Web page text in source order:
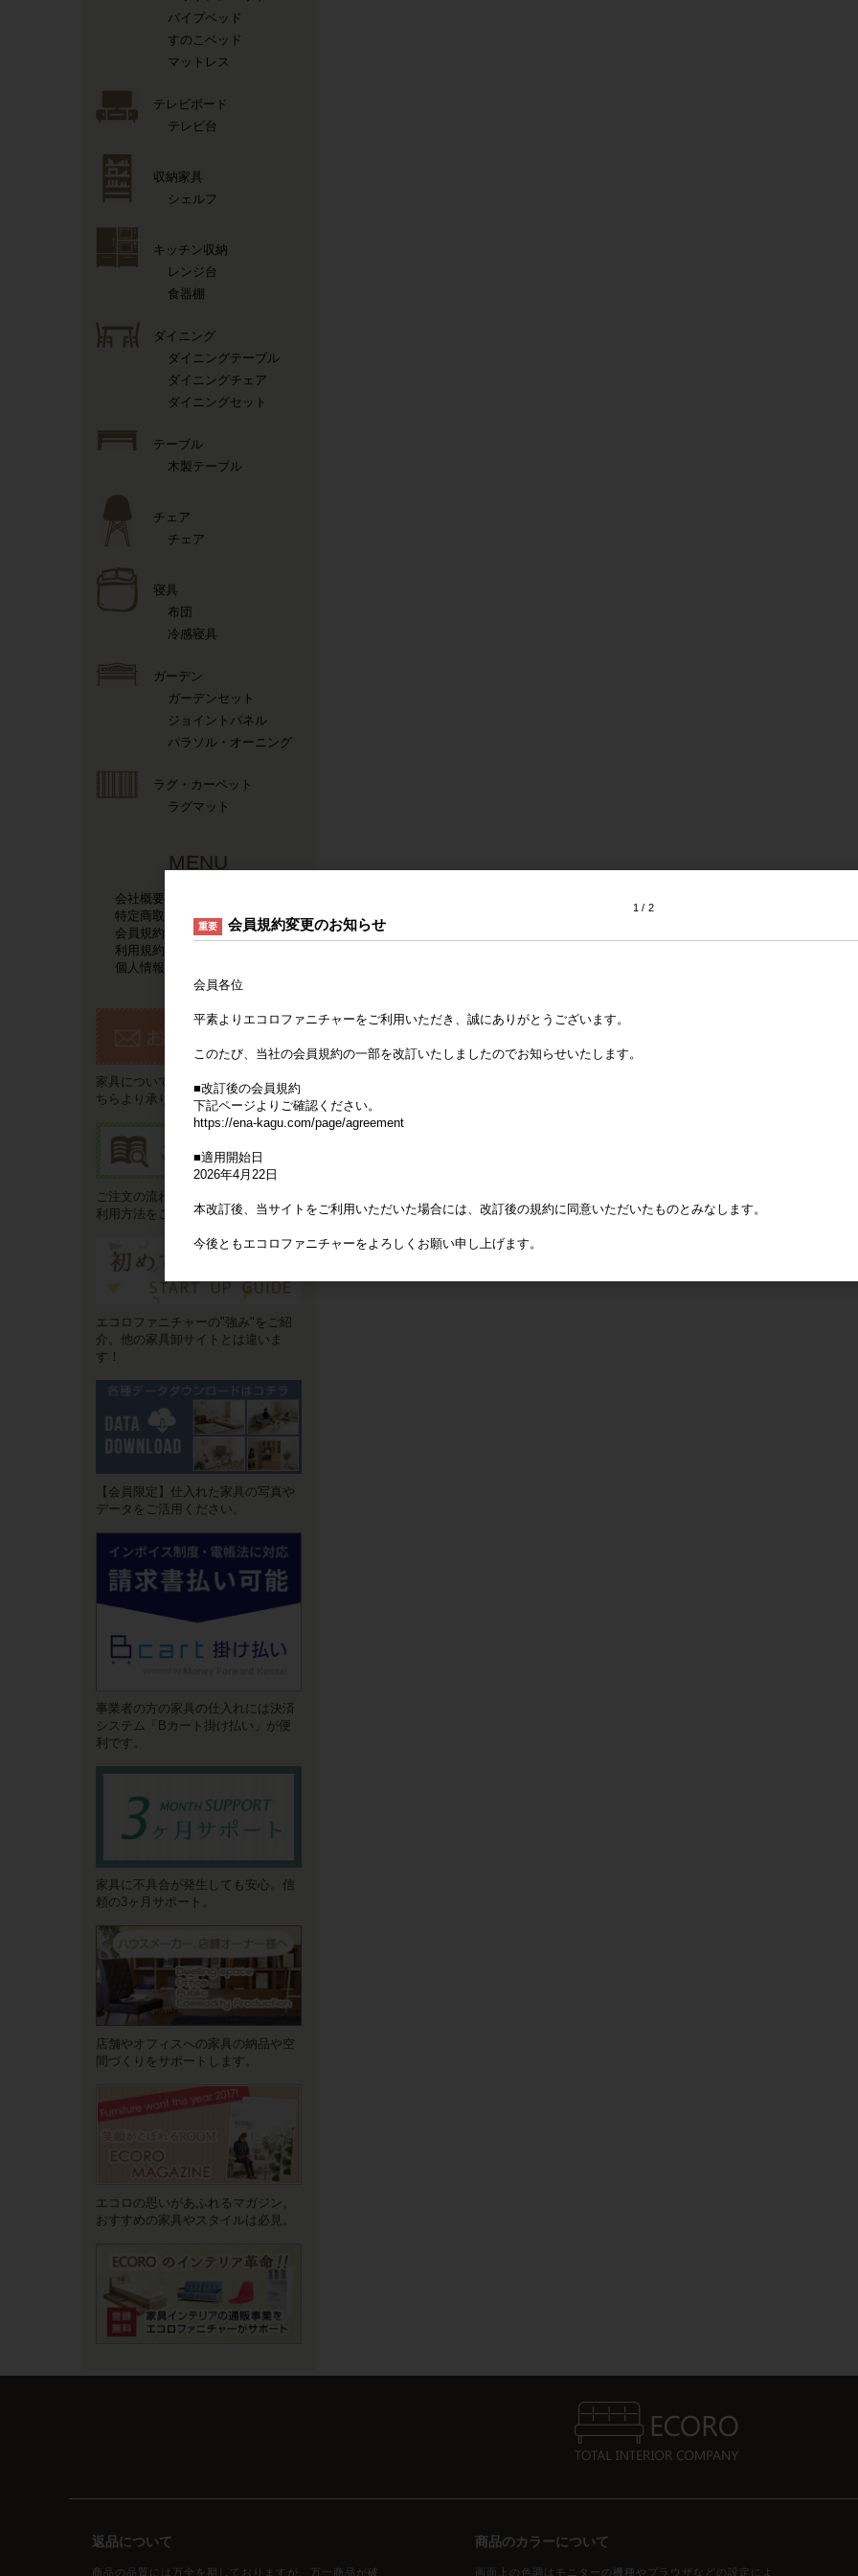
パイプベッド
すのこベッド
マットレス
テレビボード
テレビ台
収納家具
シェルフ
キッチン収納
レンジ台
食器棚
ダイニング
ダイニングテーブル
ダイニングチェア
ダイニングセット
テーブル
木製テーブル
チェア
チェア
寝具
布団
冷感寝具
ガーデン
ガーデンセット
ジョイントパネル
パラソル・オーニング
ラグ・カーペット
ラグマット
MENU
会社概要
特定商取引法に基づく表記
会員規約
利用規約
個人情報保護方針
家具についてのご要望やご質問はこ
ちらより承ります。
ご注文の流れやお支払い方法などご
利用方法をご説明いたします。
エコロファニチャーの"強み"をご紹
介。他の家具卸サイトとは違いま
す！
【会員限定】仕入れた家具の写真や
データをご活用ください。
事業者の方の家具の仕入れには決済
システム「Bカート掛け払い」が便
利です。
家具に不具合が発生しても安心。信
頼の3ヶ月サポート。
店舗やオフィスへの家具の納品や空
間づくりをサポートします。
エコロの思いがあふれるマガジン。
おすすめの家具やスタイルは必見。
返品について
商品の品質には万全を期しておりますが、万一商品が破
商品のカラーについて
画面上の色調はモニターの機種やブラウザなどの設定によ
1 2
重要 会員規約変更のお知らせ
会員各位
平素よりエコロファニチャーをご利用いただき、誠にありがとうございます。
このたび、当社の会員規約の一部を改訂いたしましたのでお知らせいたします。
■改訂後の会員規約
下記ページよりご確認ください。
https://ena-kagu.com/page/agreement
■適用開始日
2026年4月22日
本改訂後、当サイトをご利用いただいた場合には、改訂後の規約に同意いただいたものとみなします。
今後ともエコロファニチャーをよろしくお願い申し上げます。